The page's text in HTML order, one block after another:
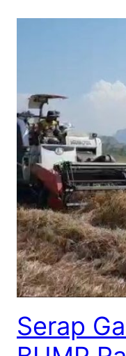
Serap